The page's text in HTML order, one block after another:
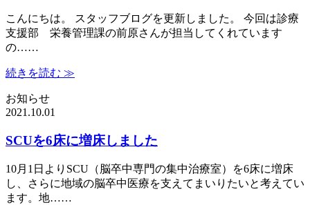
こんにちは。 スタッフブログを更新しました。 今回は診療
支援部 栄養管理課の前原さんが担当してくれています
の……
続きを読む ≫
お知らせ
2021.10.01
SCUを6床に増床しました
10月1日よりSCU（脳卒中専門の集中治療室）を6床に増床
し、さらに地域の脳卒中医療を支えてまいりたいと考えてい
ます。地……